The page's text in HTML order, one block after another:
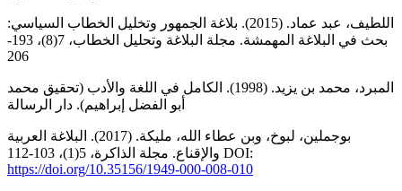
اللطيف، عبد عماد. (2015). بلاغة الجمهور وتخليل الخطاب السياسي:
بحث في البلاغة المهمشة. مجلة البلاغة وتحليل الخطاب، 7(8)، 193-
206
المبرد، محمد بن يزيد. (1998). الكامل في اللغة والأدب (تحقيق محمد
أبو الفضل إبراهيم). دار الرسالة
بوجملين، لبوخ، وبن عطاء الله، مليكة. (2017). البلاغة العربية
والإقناع. مجلة الذاكرة، 5(1)، 103-112 DOI:
https://doi.org/10.35156/1949-000-008-010